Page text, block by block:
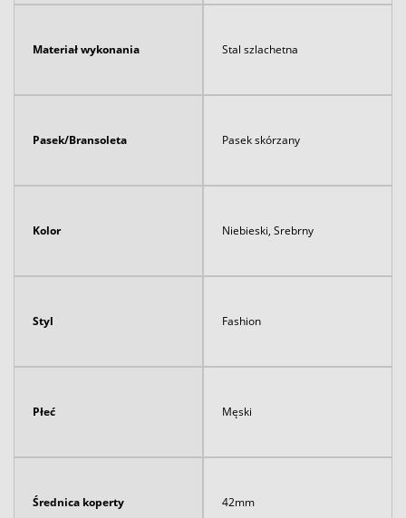
Materiał wykonania Stal szlachetna
Pasek/Bransoleta Pasek skórzany
Kolor Niebieski, Srebrny
Styl Fashion
Płeć Męski
Średnica koperty 42mm